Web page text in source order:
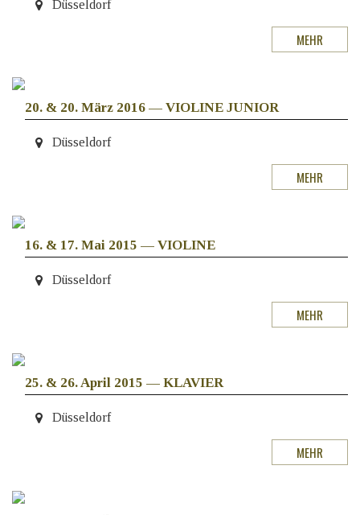
Düsseldorf
MEHR
20. & 20. März 2016 — VIOLINE JUNIOR
Düsseldorf
MEHR
16. & 17. Mai 2015 — VIOLINE
Düsseldorf
MEHR
25. & 26. April 2015 — KLAVIER
Düsseldorf
MEHR